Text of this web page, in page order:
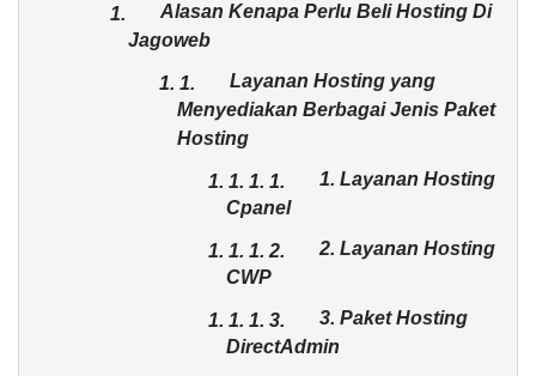
1.
Alasan Kenapa Perlu Beli Hosting Di
Jagoweb
1. 1.
Layanan Hosting yang
Menyediakan Berbagai Jenis Paket
Hosting
1. 1. 1. 1.
1. Layanan Hosting
Cpanel
1. 1. 1.2.
2. Layanan Hosting
CWP
1. 1. 1. 3.
3. Paket Hosting
DirectAdmin